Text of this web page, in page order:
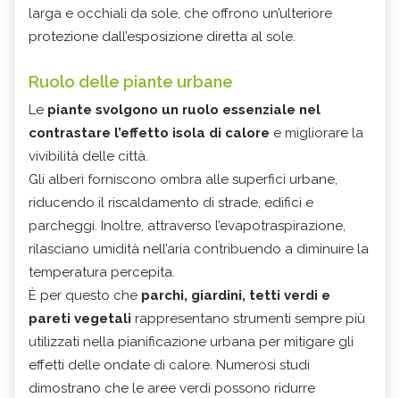
larga e occhiali da sole, che offrono un’ulteriore
protezione dall’esposizione diretta al sole.
Ruolo delle piante urbane
Le piante svolgono un ruolo essenziale nel
contrastare l’effetto isola di calore e migliorare la
vivibilità delle città.
Gli alberi forniscono ombra alle superfici urbane,
riducendo il riscaldamento di strade, edifici e
parcheggi. Inoltre, attraverso l’evapotraspirazione,
rilasciano umidità nell’aria contribuendo a diminuire la
temperatura percepita.
È per questo che parchi, giardini, tetti verdi e
pareti vegetali rappresentano strumenti sempre più
utilizzati nella pianificazione urbana per mitigare gli
effetti delle ondate di calore. Numerosi studi
dimostrano che le aree verdi possono ridurre